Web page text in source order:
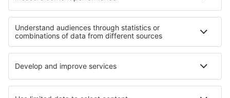
Personvernregler
Hjelp og kontakt
Personvern